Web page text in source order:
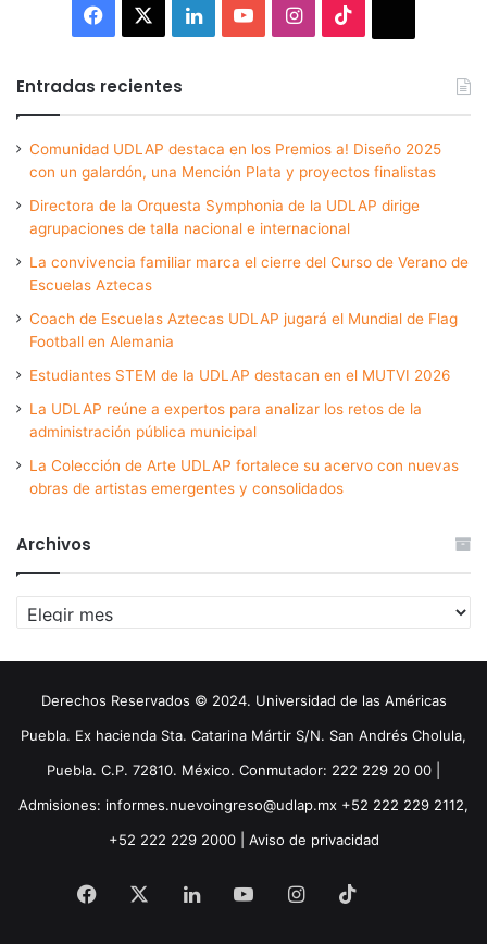
Facebook LinkedInYouTubeInstagram
Entradas recientes
Comunidad UDLAP destaca en los Premios a! Diseño 2025
con un galardón, una Mención Plata y proyectos finalistas
Directora de la Orquesta Symphonia de la UDLAP dirige
agrupaciones de talla nacional e internacional
La convivencia familiar marca el cierre del Curso de Verano de
Escuelas Aztecas
Coach de Escuelas Aztecas UDLAP jugará el Mundial de Flag
Football en Alemania
Estudiantes STEM de la UDLAP destacan en el MUTVI 2026
La UDLAP reúne a expertos para analizar los retos de la
administración pública municipal
La Colección de Arte UDLAP fortalece su acervo con nuevas
obras de artistas emergentes y consolidados
Archivos
Archivos
Derechos Reservados © 2024. Universidad de las Américas
Puebla. Ex hacienda Sta. Catarina Mártir S/N. San Andrés Cholula,
Puebla. C.P. 72810. México. Conmutador: 222 229 20 00 |
Admisiones: informes.nuevoingreso@udlap.mx +52 222 229 2112,
+52 222 229 2000 | Aviso de privacidad
Facebook LinkedInYouTubeInstagram